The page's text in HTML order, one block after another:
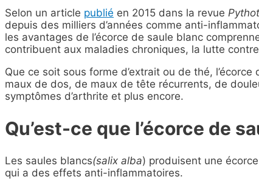
Selon un article publié en 2015 dans la revue
depuis des milliers d’années comme anti-
les avantages de l’écorce de saule blanc
contribuent aux maladies chroniques, la lutte
Que ce soit sous forme d’extrait ou de thé,
maux de dos, de maux de tête récurrents, de
symptômes d’arthrite et plus encore.
Qu’est-ce que l’écorce de
Les saules blancs(salix alba) produisent une
qui a des effets anti-inflammatoires.